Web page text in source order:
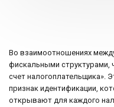
Во взаимоотношениях
фискальными структурами,
счет налогоплательщика».
признак идентификации,
открывают для каждого